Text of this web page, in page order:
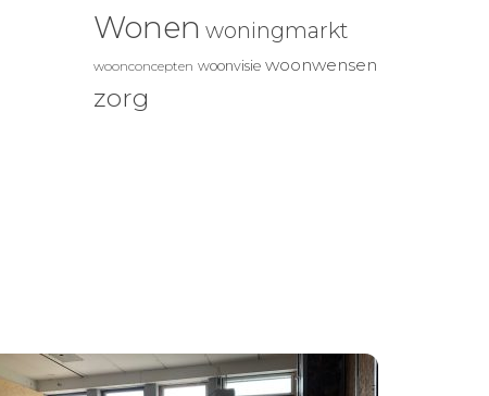
Wonen woningmarkt
woonconcepten woonvisie woonwensen
zorg